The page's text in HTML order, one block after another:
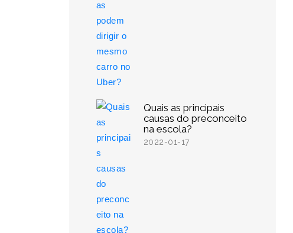
Quais as principais
causas do preconceito
na escola?
2022-01-17